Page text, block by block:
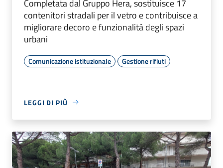
Completata dal Gruppo Hera, sostituisce 17
contenitori stradali per il vetro e contribuisce a
migliorare decoro e funzionalità degli spazi
urbani
Comunicazione istituzionale Gestione rifiuti
LEGGI DI PIÙ